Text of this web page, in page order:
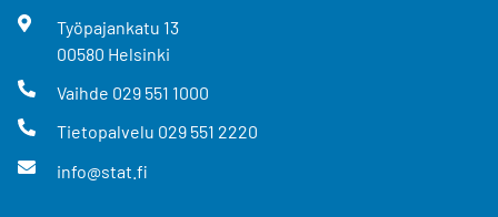
Työpajankatu 13
00580 Helsinki
Vaihde 029 551 1000
Tietopalvelu 029 551 2220
info@stat.fi